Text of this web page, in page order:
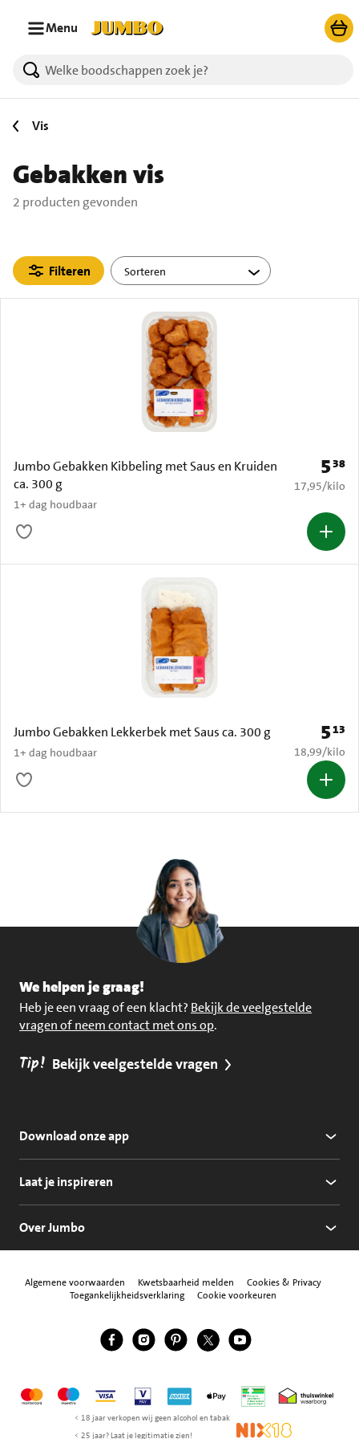
Menu
2 producten gevonden.
Vis
Gebakken vis
2 producten gevonden
Filteren
Jumbo Gebakken Kibbeling met Saus en Kruiden
ca. 300 g
1+ dag houdbaar
Prijs:
538
€ 17,95 per
17,95/kilo
Jumbo Gebakken Lekkerbek met Saus ca. 300 g
1+ dag houdbaar
Prijs:
513
€ 18,99 per
18,99/kilo
We helpen je graag!
Heb je een vraag of een klacht? Bekijk de veelgestelde
vragen of neem contact met ons op.
Tip! Bekijk veelgestelde vragen
Download onze app
Laat je inspireren
Over Jumbo
Algemene voorwaarden Kwetsbaarheid melden
Cookies & Privacy
Toegankelijkheidsverklaring
Cookie voorkeuren
Volg ons
Jumbo Facebook
Jumbo Instagram
Jumbo Pinterest
Jumbo Twitter
Jumbo YouTube
MastercardMaestroVisa Vpay American Express
Apple Pay Thuiswinkel
< 18 jaar verkopen wij geen alcohol en tabak
< 25 jaar? Laat je legitimatie zien!
NIX18